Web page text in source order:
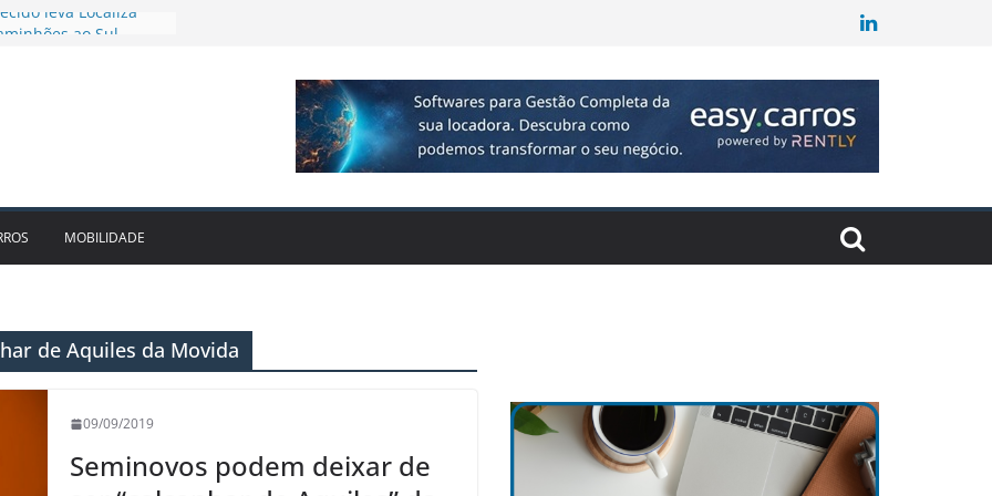
dois anos ganham
e fragilidades da
– EC 132/2023
com turismo e
MOBILIDADE
de Aquiles da Movida
09/09/2019
Seminovos podem deixar de